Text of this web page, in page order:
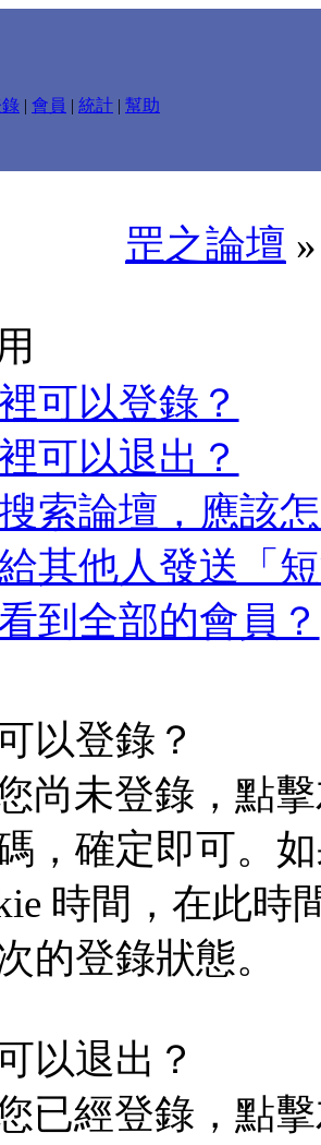
| 會員 | 統計 | 幫助
罡之論壇
可以登錄？
可以退出？
索論壇，應該
其他人發送「
到全部的會員？
以登錄？
尚未登錄，點
，確定即可。
時間，在此時
的登錄狀態。
以退出？
已經登錄，點